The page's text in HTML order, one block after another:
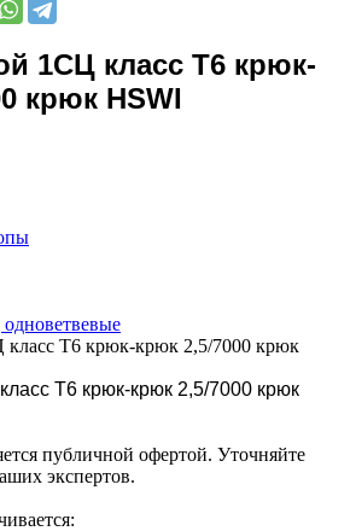
1СЦ класс Т6 крюк-
крюк HSWI
Т6 крюк-крюк 2,5/7000 крюк
Т6 крюк-крюк 2,5/7000 крюк
публичной офертой. Уточняйте
экспертов.